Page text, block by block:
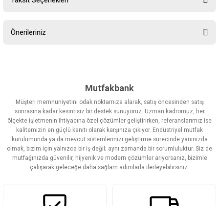
Önerileriniz
Görüş ve önerileriniz için teşekkür ederiz.
Ürün resmi kalitesiz, bozuk veya görüntülenemiyor.
Ürün açıklamasında eksik bilgiler bulunuyor.
Ürün bilgilerinde hatalar bulunuyor.
Ürün fiyatı diğer sitelerden daha pahalı.
Bu ürüne benzer farklı alternatifler olmalı.
Mutfakbank
Müşteri memnuniyetini odak noktamıza alarak, satış öncesinden satış
sonrasına kadar kesintisiz bir destek sunuyoruz. Uzman kadromuz, her
ölçekte işletmenin ihtiyacına özel çözümler geliştirirken, referanslarımız ise
kalitemizin en güçlü kanıtı olarak karşınıza çıkıyor. Endüstriyel mutfak
kurulumunda ya da mevcut sistemlerinizi geliştirme sürecinde yanınızda
olmak, bizim için yalnızca bir iş değil; aynı zamanda bir sorumluluktur. Siz de
mutfağınızda güvenilir, hijyenik ve modern çözümler arıyorsanız, bizimle
çalışarak geleceğe daha sağlam adımlarla ilerleyebilirsiniz.